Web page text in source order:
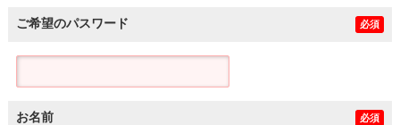
ご希望のパスワード 必須
お名前 必須